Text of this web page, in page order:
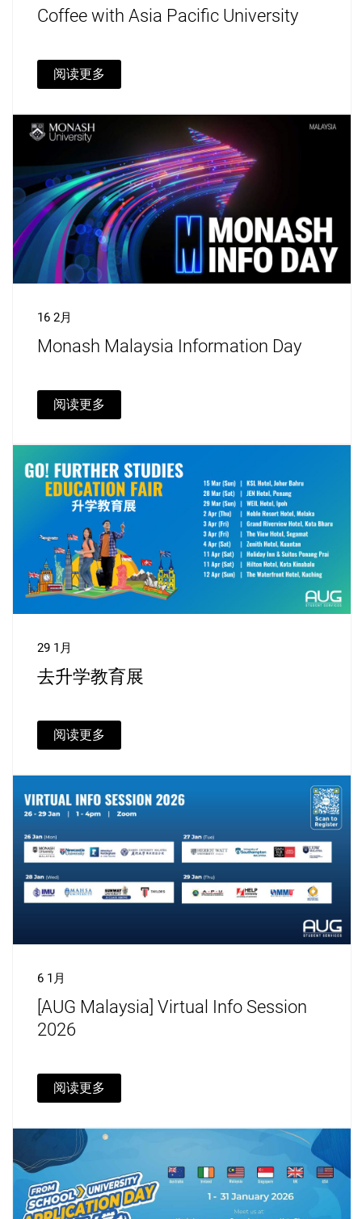
Coffee with Asia Pacific University
阅读更多
16 2月
Monash Malaysia Information Day
阅读更多
29 1月
去升学教育展
阅读更多
6 1月
[AUG Malaysia] Virtual Info Session
2026
阅读更多